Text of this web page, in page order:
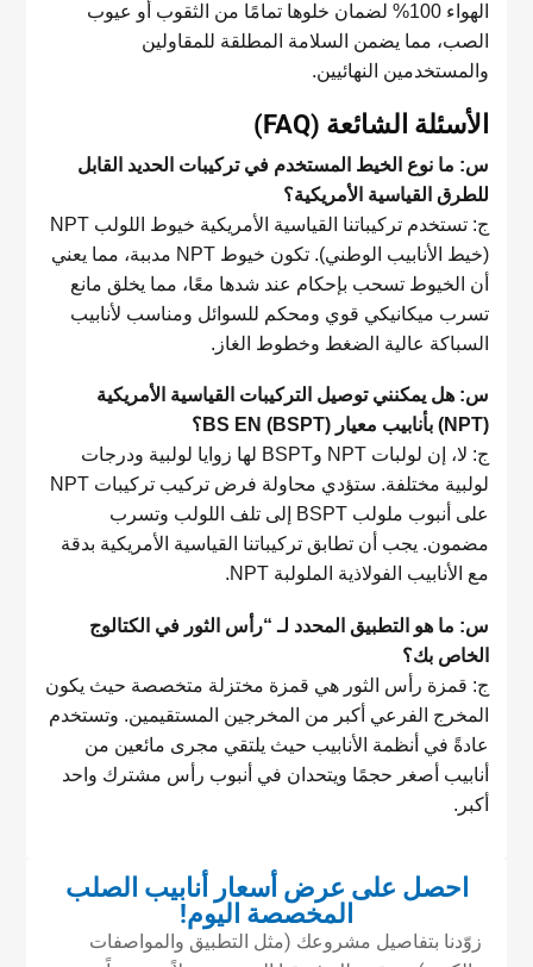
الهواء 100% لضمان خلوها تمامًا من الثقوب أو عيوب
الصب، مما يضمن السلامة المطلقة للمقاولين
والمستخدمين النهائيين.
الأسئلة الشائعة (FAQ)
س: ما نوع الخيط المستخدم في تركيبات الحديد القابل
للطرق القياسية الأمريكية؟
ج: تستخدم تركيباتنا القياسية الأمريكية خيوط اللولب NPT
(خيط الأنابيب الوطني). تكون خيوط NPT مدببة، مما يعني
أن الخيوط تسحب بإحكام عند شدها معًا، مما يخلق مانع
تسرب ميكانيكي قوي ومحكم للسوائل ومناسب لأنابيب
السباكة عالية الضغط وخطوط الغاز.
س: هل يمكنني توصيل التركيبات القياسية الأمريكية
(NPT) بأنابيب معيار BS EN (BSPT)؟
ج: لا، إن لولبات NPT وBSPT لها زوايا لولبية ودرجات
لولبية مختلفة. ستؤدي محاولة فرض تركيب تركيبات NPT
على أنبوب ملولب BSPT إلى تلف اللولب وتسرب
مضمون. يجب أن تطابق تركيباتنا القياسية الأمريكية بدقة
مع الأنابيب الفولاذية الملولبة NPT.
س: ما هو التطبيق المحدد لـ “رأس الثور في الكتالوج
الخاص بك؟
ج: قمزة رأس الثور هي قمزة مختزلة متخصصة حيث يكون
المخرج الفرعي أكبر من المخرجين المستقيمين. وتستخدم
عادةً في أنظمة الأنابيب حيث يلتقي مجرى مائعين من
أنابيب أصغر حجمًا ويتحدان في أنبوب رأس مشترك واحد
أكبر.
احصل على عرض أسعار أنابيب الصلب
المخصصة اليوم!
زوّدنا بتفاصيل مشروعك (مثل التطبيق والمواصفات